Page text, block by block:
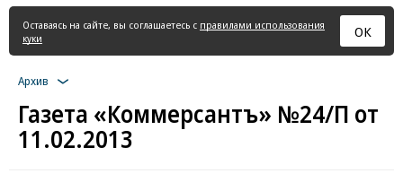
страница
Оставаясь на сайте, вы соглашаетесь с правилами использования
куки
ОК
Архив
Газета «Коммерсантъ» №24/П от
11.02.2013